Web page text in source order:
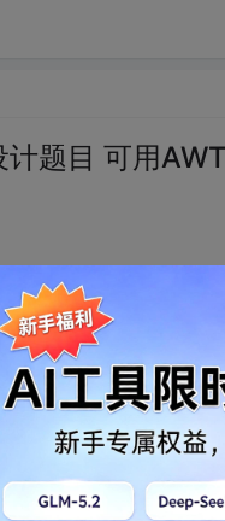
题目 可用
in the